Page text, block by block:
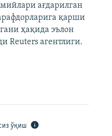
ағдарилган
қарши
ҳақида эълон
Reuters агентлиги.
ўқиш